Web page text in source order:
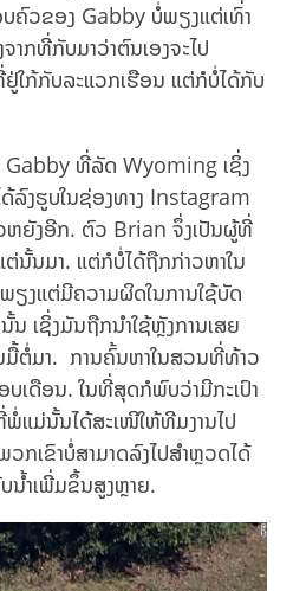
ບຄົວຂອງ Gabby ບໍ່ພຽງແຕ່ເທົ່າ
ກທີ່ກັບມາວ່າຕົນເອງຈະໄປ
ໃກ້ກັບລະແວກເຮືອນ ແຕ່ກໍບໍ່ໄດ້ກັບ
ທີ່ລັດ Wyoming ເຊິ່ງ
ລົງຮູບໃນຊ່ອງທາງ Instagram
ຫຍັງອີກ. ຕົວ Brian ຈຶ່ງເປັນຜູ້ທີ່
ຕ່ນັ້ນມາ. ແຕ່ກໍບໍ່ໄດ້ຖືກກ່າວຫາໃນ
ຽງແຕ່ມີຄວາມຜິດໃນການໃຊ້ບັດ
ເຊິ່ງມັນຖືກນຳໃຊ້ຫຼັງການເສຍ
ຕໍ່ມາ. ການຄົ້ນຫາໃນສວນທີ່ທ້າວ
ບເດືອນ. ໃນທີ່ສຸດກໍພົບວ່າມີກະເປົາ
ພໍ່ແມ່ນັ້ນໄດ້ສະເໜີໃຫ້ທີມງານໄປ
ກເຂົາບໍ່ສາມາດລົງໄປສຳຫຼວດໄດ້
ນ້ຳເພີ່ມຂຶ້ນສູງຫຼາຍ.